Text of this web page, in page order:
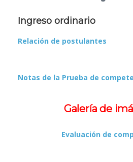
Ingreso ordinario
Relación de postulantes
Notas de la Prueba de
Galería de
Evaluación de